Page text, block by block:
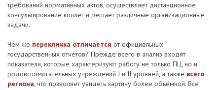
требований нормативных актов, осуществляет дистанционное
консультирование коллег и решает различные организационные
задачи.
Чем же перекличка отличается от официальных
государственных отчётов? Прежде всего в анализ входят
показатели, которые характеризуют работу не только ПЦ, но и
родовспомогательных учреждений I и II уровней, а также всего
региона, что позволяет увидеть картину более объёмной. Все